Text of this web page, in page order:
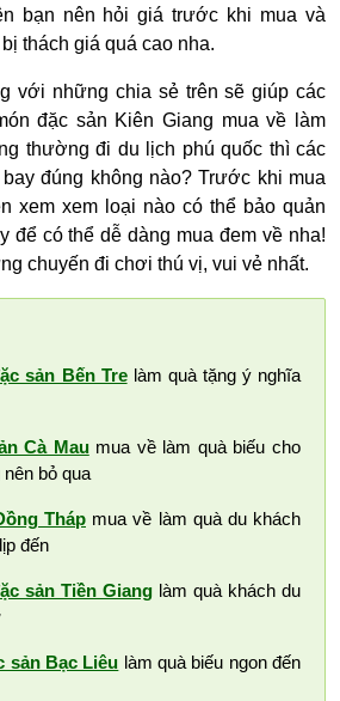
bạn nên hỏi giá trước khi mua và
thách giá quá cao nha.
với những chia sẻ trên sẽ giúp các
đặc sản Kiên Giang mua về làm
thường đi du lịch phú quốc thì các
đúng không nào? Trước khi mua
xem xem loại nào có thể bảo quản
để có thể dễ dàng mua đem về nha!
chuyến đi chơi thú vị, vui vẻ nhất.
sản Bến Trelàm quà tặng ý nghĩa
Cà Maumua về làm quà biếu cho
bỏ qua
Tháp mua về làm quà du khách
đến
sản Tiền Giang làm quà khách du
sản Bạc Liêu làm quà biếu ngon đến